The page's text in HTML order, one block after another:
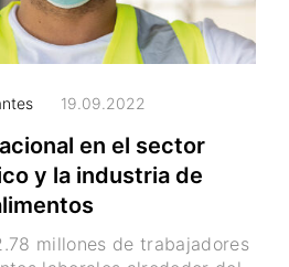
19.09.2022
en el sector
y la industria de
millones de trabajadores